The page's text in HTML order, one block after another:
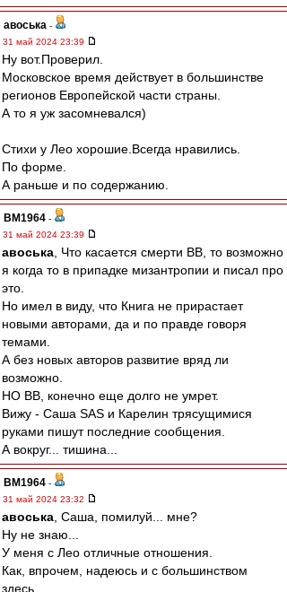
авоська -
31 май 2024 23:39
Ну вот.Проверил.
Московское время действует в большинстве
регионов Европейской части страны.
А то я уж засомневался)
Стихи у Лео хорошие.Всегда нравились.
По форме.
А раньше и по содержанию.
BM1964 -
31 май 2024 23:39
авоська , Что касается смерти ВВ, то возможно
я когда то в припадке мизантропии и писал про
это.
Но имел в виду, что Книга не прирастает
новыми авторами, да и по правде говоря
темами.
А без новых авторов развитие вряд ли
возможно.
НО ВВ, конечно еще долго не умрет.
Вижу - Саша SAS и Карелин трясущимися
руками пишут последние сообщения.
А вокруг... тишина...
BM1964 -
31 май 2024 23:32
авоська , Саша, помилуй... мне?
Ну не знаю...
У меня с Лео отличные отношения.
Как, впрочем, надеюсь и с большинством
здесь.